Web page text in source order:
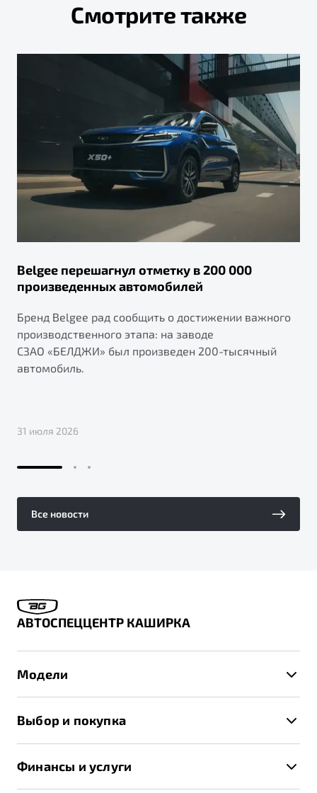
Смотрите также
Belgee перешагнул отметку в 200 000
произведенных автомобилей
Бренд Belgee рад сообщить о достижении важного
производственного этапа: на заводе
СЗАО «БЕЛДЖИ» был произведен 200-тысячный
автомобиль.
31 июля 2026
Все новости
АВТОСПЕЦЦЕНТР КАШИРКА
Модели
X70
Выбор и покупка
Финансы и услуги